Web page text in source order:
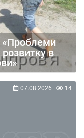
«Проблеми
розвитку в
07.08.2026 14